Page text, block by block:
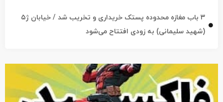
۳ باب مغازه محدوده پستک خریداری و تخریب شد / خیابان ژ۵
(شهید سلیمانی) به زودی افتتاح می‌شود